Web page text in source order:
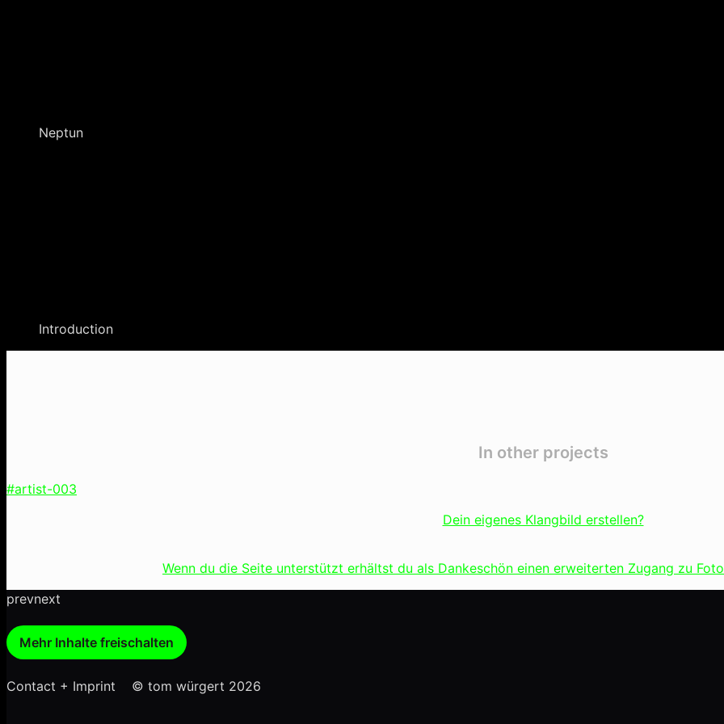
Neptun
Introduction
In other projects
#artist-003
Dein eigenes Klangbild erstellen?
Wenn du die Seite unterstützt erhältst du als Dankeschön einen erweiterten Zugang zu
prevnext
Mehr Inhalte freischalten
Contact + Imprint © tom würgert 2026